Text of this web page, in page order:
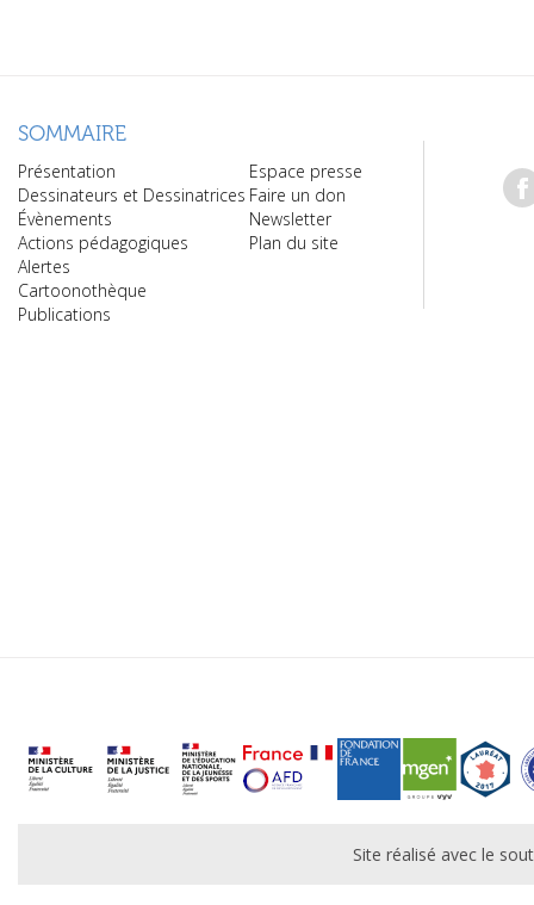
SOMMAIRE
Présentation
Dessinateurs et Dessinatrices
Évènements
Actions pédagogiques
Alertes
Cartoonothèque
Publications
Espace presse
Faire un don
Newsletter
Plan du site
Site réalisé avec le